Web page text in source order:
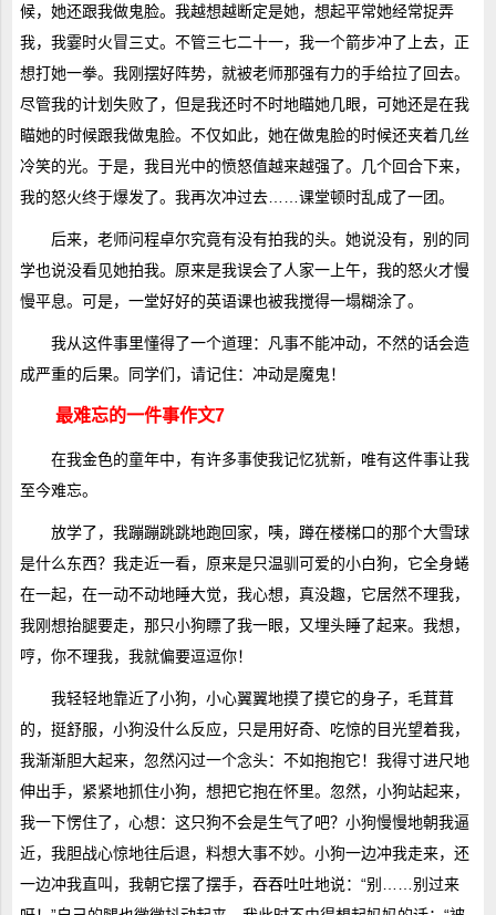
候，她还跟我做鬼脸。我越想越断定是她，想起平常她经常捉弄
我，我霎时火冒三丈。不管三七二十一，我一个箭步冲了上去，正
想打她一拳。我刚摆好阵势，就被老师那强有力的手给拉了回去。
尽管我的计划失败了，但是我还时不时地瞄她几眼，可她还是在我
瞄她的时候跟我做鬼脸。不仅如此，她在做鬼脸的时候还夹着几丝
冷笑的光。于是，我目光中的愤怒值越来越强了。几个回合下来，
我的怒火终于爆发了。我再次冲过去……课堂顿时乱成了一团。
后来，老师问程卓尔究竟有没有拍我的头。她说没有，别的同
学也说没看见她拍我。原来是我误会了人家一上午，我的怒火才慢
慢平息。可是，一堂好好的英语课也被我搅得一塌糊涂了。
我从这件事里懂得了一个道理：凡事不能冲动，不然的话会造
成严重的后果。同学们，请记住：冲动是魔鬼！
最难忘的一件事作文7
在我金色的童年中，有许多事使我记忆犹新，唯有这件事让我
至今难忘。
放学了，我蹦蹦跳跳地跑回家，咦，蹲在楼梯口的那个大雪球
是什么东西？我走近一看，原来是只温驯可爱的小白狗，它全身蜷
在一起，在一动不动地睡大觉，我心想，真没趣，它居然不理我，
我刚想抬腿要走，那只小狗瞟了我一眼，又埋头睡了起来。我想，
哼，你不理我，我就偏要逗逗你！
我轻轻地靠近了小狗，小心翼翼地摸了摸它的身子，毛茸茸
的，挺舒服，小狗没什么反应，只是用好奇、吃惊的目光望着我，
我渐渐胆大起来，忽然闪过一个念头：不如抱抱它！我得寸进尺地
伸出手，紧紧地抓住小狗，想把它抱在怀里。忽然，小狗站起来，
我一下愣住了，心想：这只狗不会是生气了吧？小狗慢慢地朝我逼
近，我胆战心惊地往后退，料想大事不妙。小狗一边冲我走来，还
一边冲我直叫，我朝它摆了摆手，吞吞吐吐地说：“别……别过来